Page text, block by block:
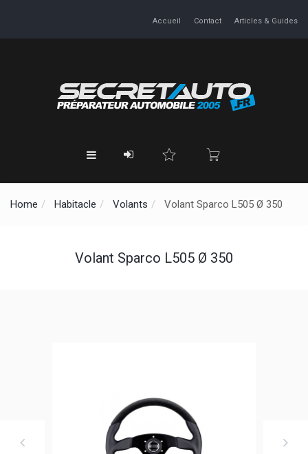
Accueil Contact Articles & Guides
Home Habitacle Volants Volant Sparco L505 Ø 350
Volant Sparco L505 Ø 350